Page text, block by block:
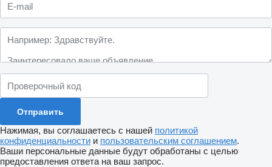
Нажимая, вы соглашаетесь с нашей политикой
конфиденциальности и пользовательским соглашением.
Ваши персональные данные будут обработаны с целью
предоставления ответа на ваш запрос.